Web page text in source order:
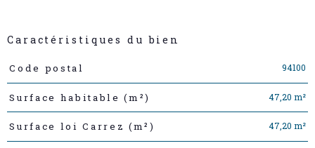
Caractéristiques du bien
Caractéristiques Valeurs
Code postal 94100
Surface habitable (m²) 47,20 m²
Surface loi Carrez (m²) 47,20 m²